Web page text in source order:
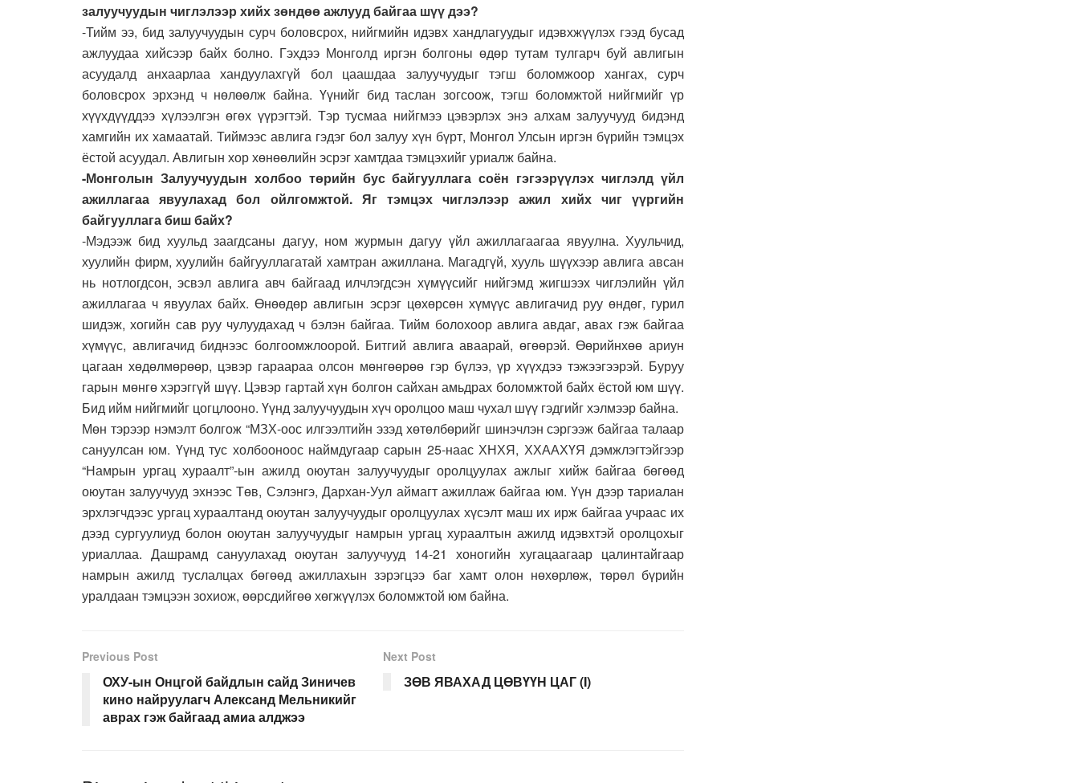
залуучуудын чиглэлээр хийх зөндөө ажлууд байгаа шүү дээ?
-Тийм ээ, бид залуучуудын сурч боловсрох, нийгмийн идэвх хандлагуудыг идэвхжүүлэх гээд бусад
ажлуудаа хийсээр байх болно. Гэхдээ Монголд иргэн болгоны өдөр тутам тулгарч буй авлигын
асуудалд анхаарлаа хандуулахгүй бол цаашдаа залуучуудыг тэгш боломжоор хангах, сурч
боловсрох эрхэнд ч нөлөөлж байна. Үүнийг бид таслан зогсоож, тэгш боломжтой нийгмийг үр
хүүхдүүддээ хүлээлгэн өгөх үүрэгтэй. Тэр тусмаа нийгмээ цэвэрлэх энэ алхам залуучууд бидэнд
хамгийн их хамаатай. Тиймээс авлига гэдэг бол залуу хүн бүрт, Монгол Улсын иргэн бүрийн тэмцэх
ёстой асуудал. Авлигын хор хөнөөлийн эсрэг хамтдаа тэмцэхийг уриалж байна.
-Монголын Залуучуудын холбоо төрийн бус байгууллага соён гэгээрүүлэх чиглэлд үйл
ажиллагаа явуулахад бол ойлгомжтой. Яг тэмцэх чиглэлээр ажил хийх чиг үүргийн
байгууллага биш байх?
-Мэдээж бид хуульд заагдсаны дагуу, ном журмын дагуу үйл ажиллагаагаа явуулна. Хуульчид,
хуулийн фирм, хуулийн байгууллагатай хамтран ажиллана. Магадгүй, хууль шүүхээр авлига авсан
нь нотлогдсон, эсвэл авлига авч байгаад илчлэгдсэн хүмүүсийг нийгэмд жигшээх чиглэлийн үйл
ажиллагаа ч явуулах байх. Өнөөдөр авлигын эсрэг цөхөрсөн хүмүүс авлигачид руу өндөг, гурил
шидэж, хогийн сав руу чулуудахад ч бэлэн байгаа. Тийм болохоор авлига авдаг, авах гэж байгаа
хүмүүс, авлигачид биднээс болгоомжлоорой. Битгий авлига аваарай, өгөөрэй. Өөрийнхөө ариун
цагаан хөдөлмөрөөр, цэвэр гараараа олсон мөнгөөрөө гэр бүлээ, үр хүүхдээ тэжээгээрэй. Буруу
гарын мөнгө хэрэггүй шүү. Цэвэр гартай хүн болгон сайхан амьдрах боломжтой байх ёстой юм шүү.
Бид ийм нийгмийг цогцлооно. Үүнд залуучуудын хүч оролцоо маш чухал шүү гэдгийг хэлмээр байна.
Мөн тэрээр нэмэлт болгож “МЗХ-оос илгээлтийн эзэд хөтөлбөрийг шинэчлэн сэргээж байгаа талаар
сануулсан юм. Үүнд тус холбооноос наймдугаар сарын 25-наас ХНХЯ, ХХААХҮЯ дэмжлэгтэйгээр
“Намрын ургац хураалт”-ын ажилд оюутан залуучуудыг оролцуулах ажлыг хийж байгаа бөгөөд
оюутан залуучууд эхнээс Төв, Сэлэнгэ, Дархан-Уул аймагт ажиллаж байгаа юм. Үүн дээр тариалан
эрхлэгчдээс ургац хураалтанд оюутан залуучуудыг оролцуулах хүсэлт маш их ирж байгаа учраас их
дээд сургуулиуд болон оюутан залуучуудыг намрын ургац хураалтын ажилд идэвхтэй оролцохыг
уриаллаа. Дашрамд сануулахад оюутан залуучууд 14-21 хоногийн хугацаагаар цалинтайгаар
намрын ажилд туслалцах бөгөөд ажиллахын зэрэгцээ баг хамт олон нөхөрлөж, төрөл бүрийн
уралдаан тэмцээн зохиож, өөрсдийгөө хөгжүүлэх боломжтой юм байна.
Previous Post
ОХУ-ын Онцгой байдлын сайд Зиничев
кино найруулагч Александ Мельникийг
аврах гэж байгаад амиа алджээ
Next Post
ЗӨВ ЯВАХАД ЦӨВҮҮН ЦАГ (I)